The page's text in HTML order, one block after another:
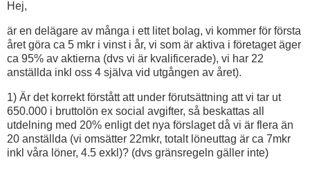
Hej,
är en delägare av många i ett litet bolag, vi kommer för första
året göra ca 5 mkr i vinst i år, vi som är aktiva i företaget äger
ca 95% av aktierna (dvs vi är kvalificerade), vi har 22
anställda inkl oss 4 själva vid utgången av året).
1) Är det korrekt förstått att under förutsättning att vi tar ut
650.000 i bruttolön ex social avgifter, så beskattas all
utdelning med 20% enligt det nya förslaget då vi är flera än
20 anställda (vi omsätter 22mkr, totalt löneuttag är ca 7mkr
inkl våra löner, 4.5 exkl)? (dvs gränsregeln gäller inte)